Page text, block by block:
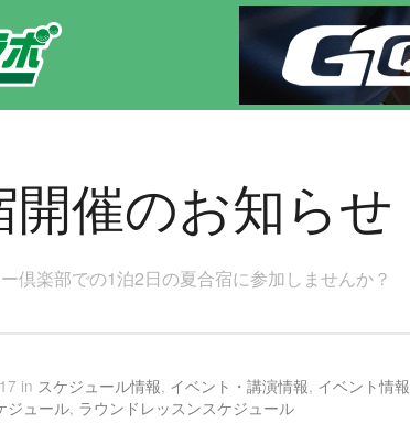
のページです。新宿区、若松河田で気軽にゴルフレッスン！
開催のお知らせ
倶楽部での1泊2日の夏合宿に参加しませんか？
in スケジュール情報, イベント・講演情報, イベント情報
ジュール, ラウンドレッスンスケジュール